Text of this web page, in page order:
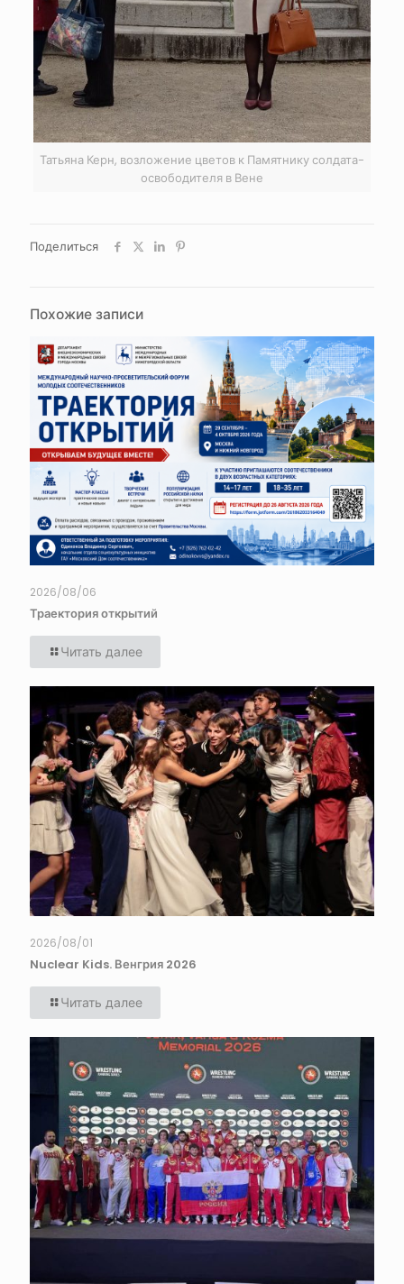
Татьяна Керн, возложение цветов к Памятнику солдата-
освободителя в Вене
Поделиться
Похожие записи
2026/08/06
Траектория открытий
Читать далее
2026/08/01
Nuclear Kids. Венгрия 2026
Читать далее